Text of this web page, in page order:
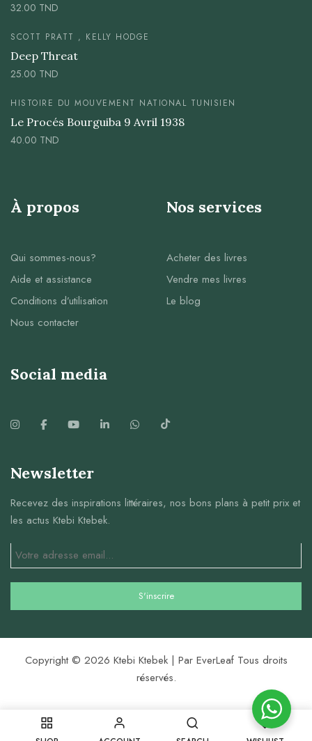
0
32.00 TND
SCOTT PRATT , KELLY HODGE
Deep Threat
25.00 TND
HISTOIRE DU MOUVEMENT NATIONAL TUNISIEN
Le Procés Bourguiba 9 Avril 1938
40.00 TND
À propos
Qui sommes-nous?
Aide et assistance
Conditions d’utilisation
Nous contacter
Nos services
Acheter des livres
Vendre mes livres
Le blog
Social media
Newsletter
Recevez des inspirations littéraires, nos bons plans à petit prix et
les actus Ktebi Ktebek.
Copyright © 2026 Ktebi Ktebek | Par EverLeaf Tous droits
réservés.